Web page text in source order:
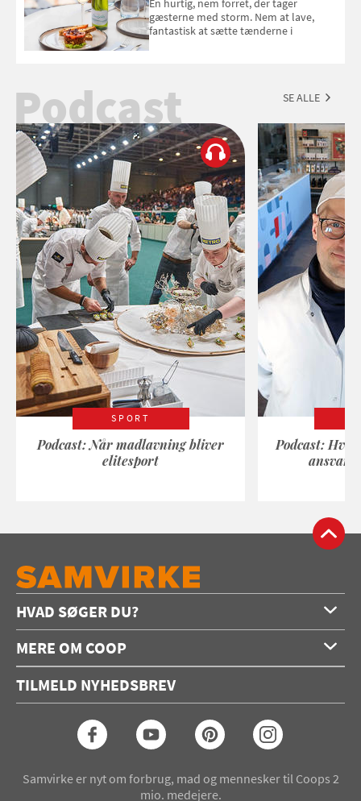
gæsterne med storm. Nem at lave,
fantastisk at sætte tænderne i
Podcast SE ALLE
SPORT
Podcast: Når madlavning bliver
elitesport
Podcast:
HVAD SØGER DU?
Forside
Opskrifter
Konkurrencer
MERE OM COOP
Annoncering
Coop medlem
TILMELD NYHEDSBREV
Samvirke er nyt om forbrug, mad og mennesker til Coops 2
mio. medejere.